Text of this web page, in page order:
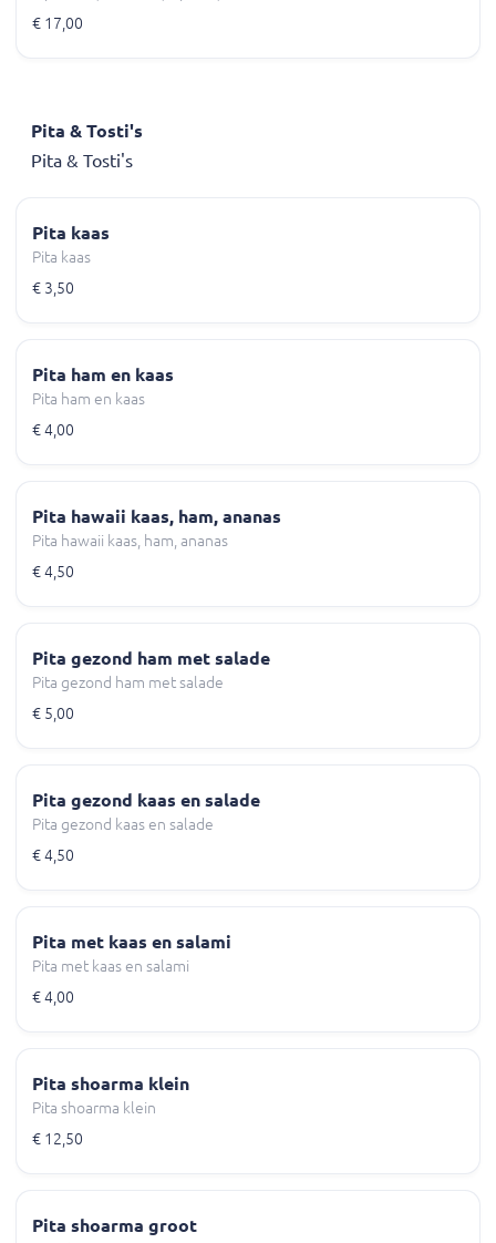
€ 17,00
Pita & Tosti's
Pita & Tosti's
Pita kaas
Pita kaas
€ 3,50
Pita ham en kaas
Pita ham en kaas
€ 4,00
Pita hawaii kaas, ham, ananas
Pita hawaii kaas, ham, ananas
€ 4,50
Pita gezond ham met salade
Pita gezond ham met salade
€ 5,00
Pita gezond kaas en salade
Pita gezond kaas en salade
€ 4,50
Pita met kaas en salami
Pita met kaas en salami
€ 4,00
Pita shoarma klein
Pita shoarma klein
€ 12,50
Pita shoarma groot